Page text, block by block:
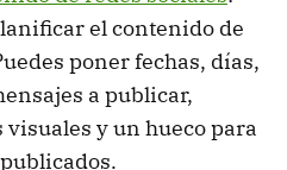
el contenido de
poner fechas, días,
a publicar,
visuales y un hueco para